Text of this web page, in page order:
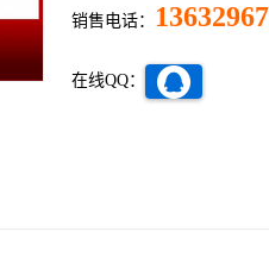
销售电话：
在线QQ：